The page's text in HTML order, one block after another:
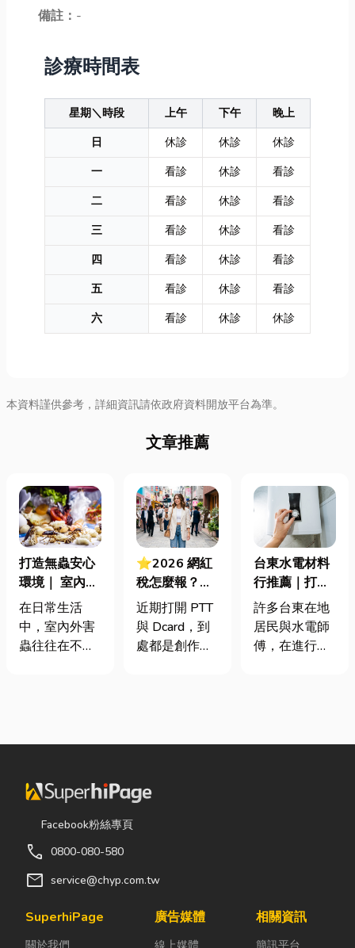
備註： -
診療時間表
星期＼時段 上午 下午
晚上
日
休診 休診
休診
一
看診 休診
看診
二
看診 休診
看診
三
看診 休診
看診
四
看診 休診
看診
五
看診 休診
看診
六
看診 休診 休診
本資料謹供參考，詳細資訊請依政府資料開放平台為準。
文章推薦
打造無蟲安心
環境｜ 室內外
害蟲防治全攻
略
在日常生活
中，室內外害
蟲往往在不知
渣或積水，容
螞蟻前來覓
食；陽台、庭
院若有積水，
蟲孳生的溫
床。潮濕陰暗
吸引白蟻、蛾
⭐2026 網紅
稅怎麼報？一
篇看懂課稅門
檻、追溯年限
與合法節稅，
近期打開 PTT
與 Dcard，到
處都是創作者
紅稅」不是一
府針對網路數
或經營團隊透
（如
台東水電材料
行推薦｜打造
安全耐用的居
家環境
許多台東在地
居民與水電師
傅，在進行居
料行採購。除
關產品。 無論
Facebook粉絲專頁
call 0800-080-580
mail service@chyp.com.tw
SuperhiPage
關於我們
廣告媒體
線上媒體
相關資訊
簡訊平台